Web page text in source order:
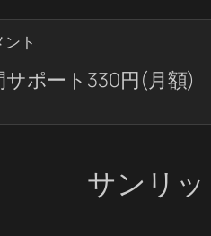
ト
サポート330円(月額)
サンリ